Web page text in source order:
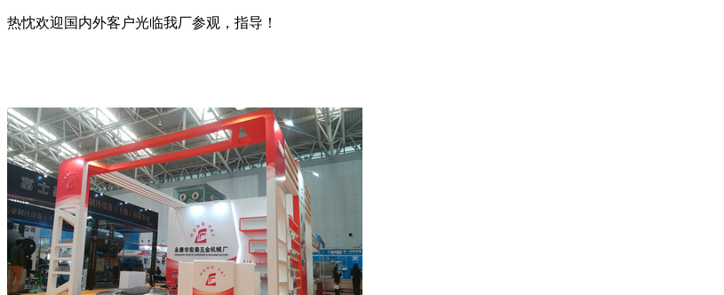
热忱欢迎国内外客户光临我厂参观，指导！